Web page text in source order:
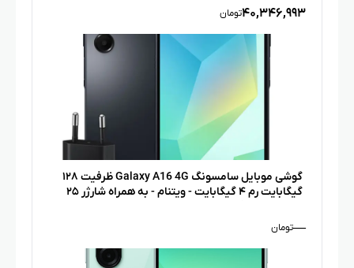
۴۰,۳۴۶,۹۹۳تومان
گوشی موبایل سامسونگ Galaxy A16 4G ظرفیت ۱۲۸
گیگابایت رم ۴ گیگابایت - ویتنام - به همراه شارژر ۲۵
—تومان